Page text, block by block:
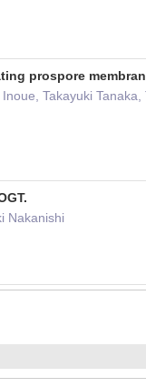
prospore
Takayuki Tanaka,
Nakanishi